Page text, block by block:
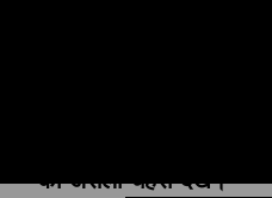
का असली चेहरा देखें।